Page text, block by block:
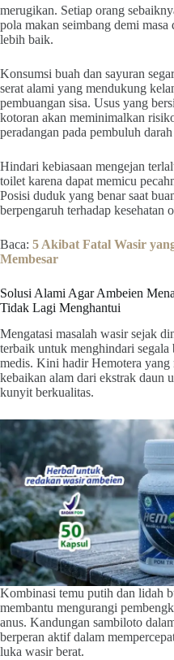
merugikan. Setiap orang
pola makan seimbang demi masa
lebih baik.
Konsumsi buah dan sayuran
serat alami yang mendukung
pembuangan sisa. Usus yang
kotoran akan meminimalkan
peradangan pada pembuluh
Hindari kebiasaan mengejan
toilet karena dapat memicu
Posisi duduk yang benar saat
berpengaruh terhadap kesehatan
Baca: 5 Akibat Fatal Wasir
Membesar
Solusi Alami Agar Ambeien
Tidak Lagi Menghantui
Mengatasi masalah wasir sejak
terbaik untuk menghindari
medis. Kini hadir Hemotera yang
kebaikan alam dari ekstrak daun
kunyit berkualitas.
Kombinasi temu putih dan lidah
membantu mengurangi
anus. Kandungan sambiloto
berperan aktif dalam
luka wasir berat.